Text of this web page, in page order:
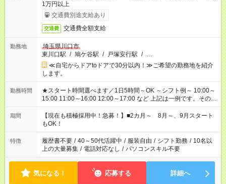
1万円以上
交通費別途支給あり
交通費 交通費全額支給
勤務地
埼玉県川口市
東川口駅 / 鳩ケ谷駅 / 戸塚安行駅 / …
≪自宅からドアtoドアで30分以内！≫ご希望の勤務地を紹介
します。
勤務時間
★スタート時間選べます／1日5時間～OK ～シフト例～ 10:00～
15:00 11:00～16:00 12:00～17:00 など 上記は一例です。その他
シフトもご相談ください。 ※Wワークの場合当社と合わせて法
定労働時間が週40時間を超えなければOKです。
期間
【現在も積極採用中！急募！】■2カ月～ 8月～、9月スタート
もOK！
特徴 履歴書不要 / 40～50代活躍中 / 服装自由 / シフト勤務 / 10名以
上の大量募集 / 電話対応なし / パソコンスキル不要
気になる！ 応募する 詳細へ